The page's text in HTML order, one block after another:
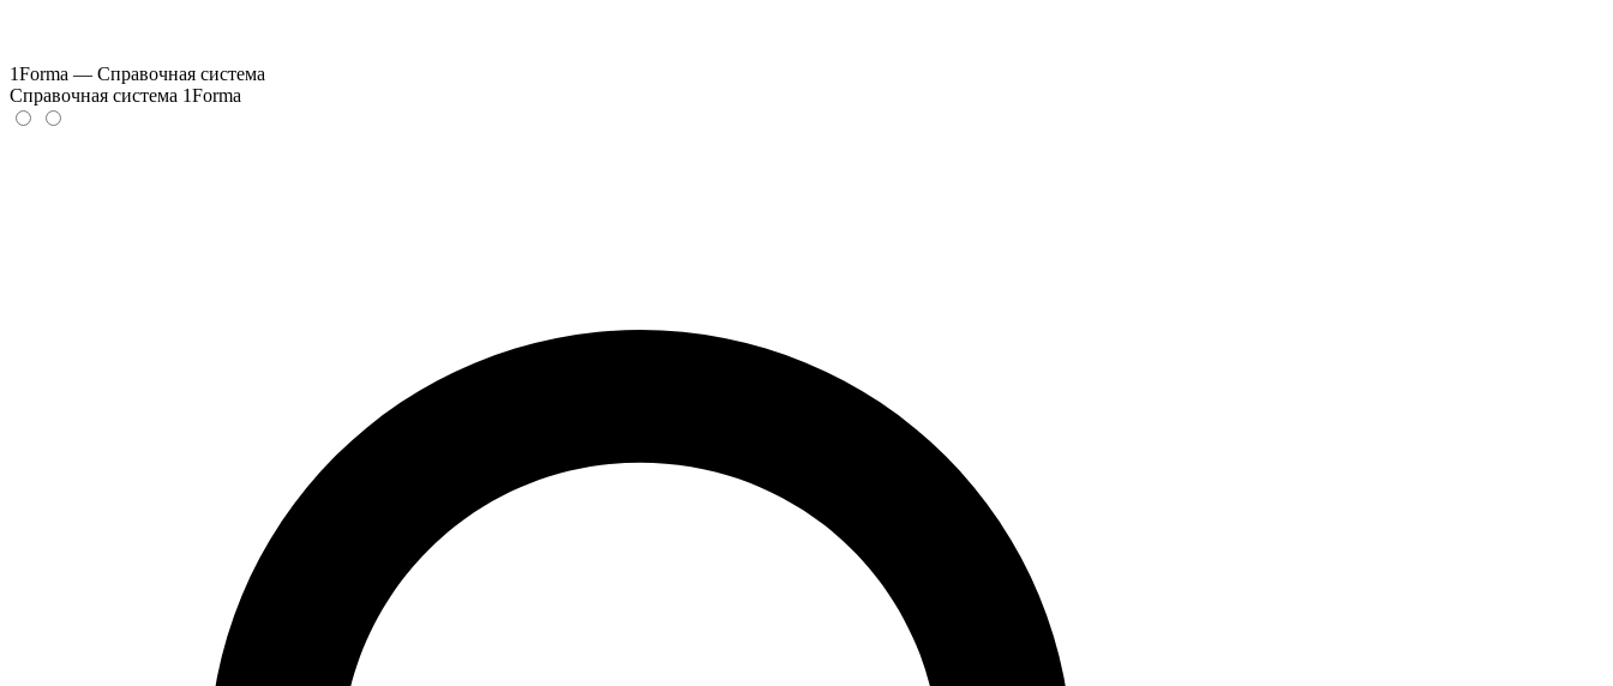
1Forma — Справочная система
Справочная система 1Forma